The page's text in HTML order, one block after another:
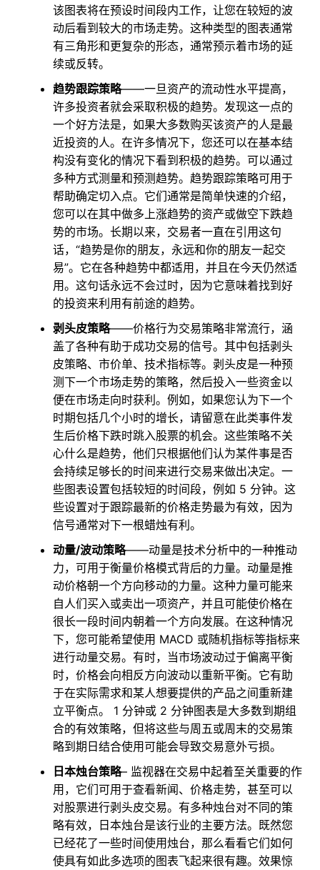
该图表将在预设时间段内工作，让您在较短的波
动后看到较大的市场走势。这种类型的图表通常
有三角形和更复杂的形态，通常预示着市场的延
续或反转。
趋势跟踪策略——一旦资产的流动性水平提高，
许多投资者就会采取积极的趋势。发现这一点的
一个好方法是，如果大多数购买该资产的人是最
近投资的人。在许多情况下，您还可以在基本结
构没有变化的情况下看到积极的趋势。可以通过
多种方式测量和预测趋势。趋势跟踪策略可用于
帮助确定切入点。它们通常是简单快速的介绍，
您可以在其中做多上涨趋势的资产或做空下跌趋
势的市场。长期以来，交易者一直在引用这句
话，“趋势是你的朋友，永远和你的朋友一起交
易”。它在各种趋势中都适用，并且在今天仍然适
用。这句话永远不会过时，因为它意味着找到好
的投资来利用有前途的趋势。
剥头皮策略——价格行为交易策略非常流行，涵
盖了各种有助于成功交易的信号。其中包括剥头
皮策略、市价单、技术指标等。剥头皮是一种预
测下一个市场走势的策略，然后投入一些资金以
便在市场走向时获利。例如，如果您认为下一个
时期包括几个小时的增长，请留意在此类事件发
生后价格下跌时跳入股票的机会。这些策略不关
心什么是趋势，他们只根据他们认为某件事是否
会持续足够长的时间来进行交易来做出决定。一
些图表设置包括较短的时间段，例如 5 分钟。这
些设置对于跟踪最新的价格走势最为有效，因为
信号通常对下一根蜡烛有利。
动量/波动策略——动量是技术分析中的一种推动
力，可用于衡量价格模式背后的力量。动量是推
动价格朝一个方向移动的力量。这种力量可能来
自人们买入或卖出一项资产，并且可能使价格在
很长一段时间内朝着一个方向发展。在这种情况
下，您可能希望使用 MACD 或随机指标等指标来
进行动量交易。有时，当市场波动过于偏离平衡
时，价格会向相反方向波动以重新平衡。它有助
于在实际需求和某人想要提供的产品之间重新建
立平衡点。 1 分钟或 2 分钟图表是大多数到期组
合的有效策略，但将这些与周五或周末的交易策
略到期日结合使用可能会导致交易意外亏损。
日本烛台策略– 监视器在交易中起着至关重要的作
用，它们可用于查看新闻、价格走势，甚至可以
对股票进行剥头皮交易。有多种烛台对不同的策
略有效，日本烛台是该行业的主要方法。既然您
已经花了一些时间使用烛台，那么看看它们如何
使具有如此多选项的图表飞起来很有趣。效果惊